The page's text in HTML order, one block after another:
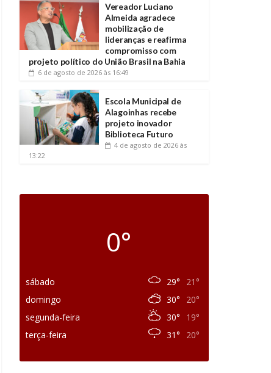
Vereador Luciano
Almeida agradece
mobilização de
lideranças e reafirma
compromisso com
projeto político do União Brasil na Bahia
6 de agosto de 2026 às 16:49
Escola Municipal de
Alagoinhas recebe
projeto inovador
Biblioteca Futuro
4 de agosto de 2026 às
13:22
0°
sábado 29°
21°
domingo
30°
20°
segunda-feira
30°
19°
terça-feira
31° 20°